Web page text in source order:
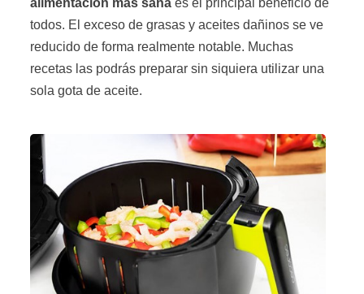
alimentación más sana es el principal beneficio de
todos. El exceso de grasas y aceites dañinos se ve
reducido de forma realmente notable. Muchas
recetas las podrás preparar sin siquiera utilizar una
sola gota de aceite.